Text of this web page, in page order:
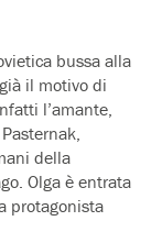
bussa alla
il motivo di
l’amante,
della
Olga è entrata
protagonista